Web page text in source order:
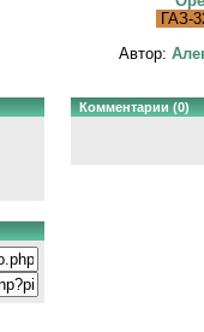
ГАЗ-
Автор:
Комментарии (0)